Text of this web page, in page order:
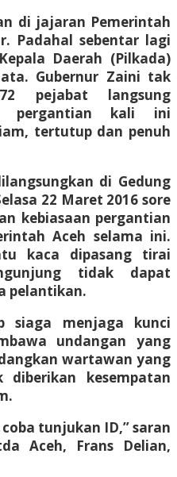
di jajaran Pemerintah
Padahal sebentar lagi
Daerah (Pilkada)
Gubernur Zaini tak
pejabat langsung
pergantian kali ini
tertutup dan penuh
di Gedung
22 Maret 2016 sore
kebiasaan pergantian
Aceh selama ini.
kaca dipasang tirai
tidak dapat
pelantikan.
siaga menjaga kunci
undangan yang
wartawan yang
kesempatan
tunjukan ID,” saran
Aceh, Frans Delian,